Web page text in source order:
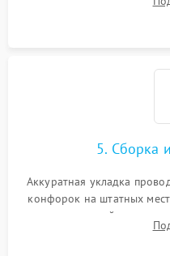
дорожек. Очистка
5. Сборка
Аккуратная укладка
конфорок на штатных
проверкой
термостойкого